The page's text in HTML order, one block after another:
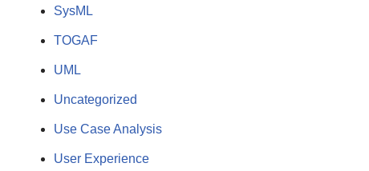
SysML
TOGAF
UML
Uncategorized
Use Case Analysis
User Experience